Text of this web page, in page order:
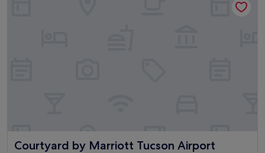
Courtyard by Marriott Tucson Airport
Courtyard by Marriott Tucson Airport